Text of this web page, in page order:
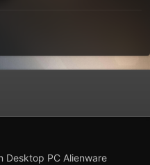
Desktop PC Alienware